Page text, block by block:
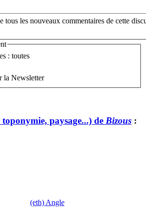
tous les nouveaux commentaires de cette
: toutes
la Newsletter
paysage...) de Bizous :
(eth) Angle